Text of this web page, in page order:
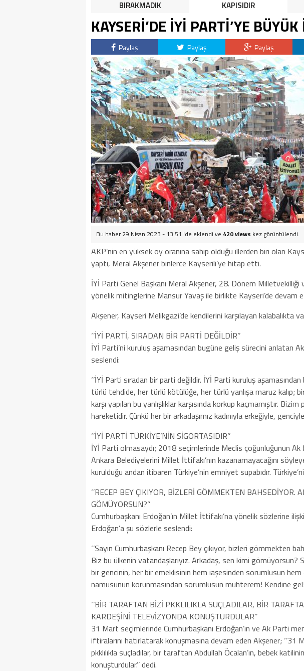
BIRAKMADIK
KAPISIDIR
KAYSERİ’DE İYİ PARTİ’YE BÜYÜK
Paylaş Paylaş Paylaş
Bu haber 29 Nisan 2023 - 13:51 'de eklendi ve 420 views kez görüntülendi.
AKP’nin en yüksek oy oranına sahip olduğu illerden biri olan
yaptı, Meral Akşener binlerce Kayserili’ye hitap etti.
İYİ Parti Genel Başkanı Meral Akşener, 28. Dönem Milletvekilliği
yönelik mitinglerine Mansur Yavaş ile birlikte Kayseri’de devam
Akşener, Kayseri Melikgazi’de kendilerini karşılayan kalabalıkta
‘’İYİ PARTİ, SIRADAN BİR PARTİ DEĞİLDİR’’
İYİ Parti’ni kuruluş aşamasından bugüne geliş sürecini anlatan
seslendi:
‘’İYİ Parti sıradan bir parti değildir. İYİ Parti kuruluş
türlü tehdide, her türlü kötülüğe, her türlü yanlışa maruz kalıp;
karşı yapılan bu yanlışlıklar karşısında korkup kaçmamıştır.
hareketidir. Çünkü her bir arkadaşımız kadınıyla erkeğiyle,
‘’İYİ PARTİ TÜRKİYE’NİN SİGORTASIDIR’’
İYİ Parti olmasaydı; 2018 seçimlerinde Meclis çoğunluğunun Ak
Ankara Belediyelerini Millet İttifakı’nın kazanamayacağını
kurulduğu andan itibaren Türkiye’nin emniyet supabıdır.
‘’RECEP BEY ÇIKIYOR, BİZLERİ GÖMMEKTEN BAHSEDİYOR.
GÖMÜYORSUN?’’
Cumhurbaşkanı Erdoğan’ın Millet İttifakı’na yönelik sözlerine
Erdoğan’a şu sözlerle seslendi:
‘’Sayın Cumhurbaşkanı Recep Bey çıkıyor, bizleri gömmekten
Biz bu ülkenin vatandaşlarıyız. Arkadaş, sen kimi gömüyorsun?
bir gencinin, her bir emeklisinin hem iaşesinden sorumlusun
namusunun korunmasından sorumlusun muhterem! Kendine
‘’BİR TARAFTAN BİZİ PKKLILIKLA SUÇLADILAR, BİR
KARDEŞİNİ TELEVİZYONDA KONUŞTURDULAR’’
31 Mart seçimlerinde Cumhurbaşkanı Erdoğan’ın ve Ak Parti
iftiralarını hatırlatarak konuşmasına devam eden Akşener;
pkklılıkla suçladılar, bir taraftan Abdullah Öcalan’ın, bebek
konuşturdular.’’ dedi.